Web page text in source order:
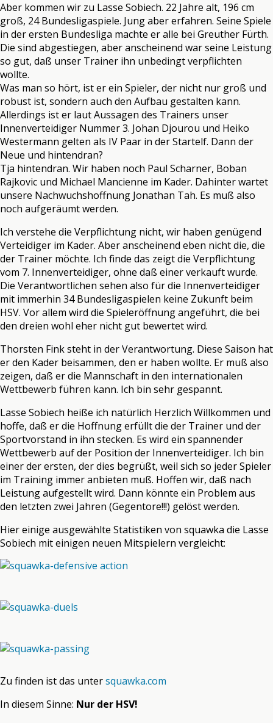
Aber kommen wir zu Lasse Sobiech. 22 Jahre alt, 196 cm
groß, 24 Bundesligaspiele. Jung aber erfahren. Seine Spiele
in der ersten Bundesliga machte er alle bei Greuther Fürth.
Die sind abgestiegen, aber anscheinend war seine Leistung
so gut, daß unser Trainer ihn unbedingt verpflichten
wollte.
Was man so hört, ist er ein Spieler, der nicht nur groß und
robust ist, sondern auch den Aufbau gestalten kann.
Allerdings ist er laut Aussagen des Trainers unser
Innenverteidiger Nummer 3. Johan Djourou und Heiko
Westermann gelten als IV Paar in der Startelf. Dann der
Neue und hintendran?
Tja hintendran. Wir haben noch Paul Scharner, Boban
Rajkovic und Michael Mancienne im Kader. Dahinter wartet
unsere Nachwuchshoffnung Jonathan Tah. Es muß also
noch aufgeräumt werden.
Ich verstehe die Verpflichtung nicht, wir haben genügend
Verteidiger im Kader. Aber anscheinend eben nicht die, die
der Trainer möchte. Ich finde das zeigt die Verpflichtung
vom 7. Innenverteidiger, ohne daß einer verkauft wurde.
Die Verantwortlichen sehen also für die Innenverteidiger
mit immerhin 34 Bundesligaspielen keine Zukunft beim
HSV. Vor allem wird die Spieleröffnung angeführt, die bei
den dreien wohl eher nicht gut bewertet wird.
Thorsten Fink steht in der Verantwortung. Diese Saison hat
er den Kader beisammen, den er haben wollte. Er muß also
zeigen, daß er die Mannschaft in den internationalen
Wettbewerb führen kann. Ich bin sehr gespannt.
Lasse Sobiech heiße ich natürlich Herzlich Willkommen und
hoffe, daß er die Hoffnung erfüllt die der Trainer und der
Sportvorstand in ihn stecken. Es wird ein spannender
Wettbewerb auf der Position der Innenverteidiger. Ich bin
einer der ersten, der dies begrüßt, weil sich so jeder Spieler
im Training immer anbieten muß. Hoffen wir, daß nach
Leistung aufgestellt wird. Dann könnte ein Problem aus
den letzten zwei Jahren (Gegentore!!!) gelöst werden.
Hier einige ausgewählte Statistiken von squawka die Lasse
Sobiech mit einigen neuen Mitspielern vergleicht:
Zu finden ist das untersquawka.com
In diesem Sinne: Nur der HSV!